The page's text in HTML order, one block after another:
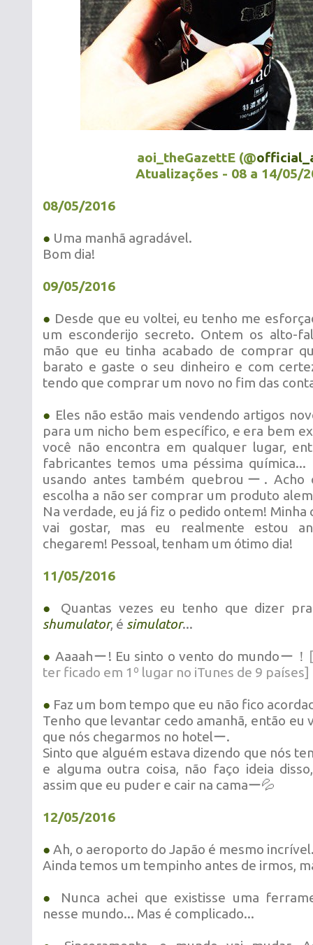
aoi_theGazettE (@
Atualizações - 08 a 14/05/
08/05/2016
● Uma manhã agradável.
Bom dia!
09/05/2016
● Desde que eu voltei, eu tenho me
um esconderijo secreto. Ontem os alto-
mão que eu tinha acabado de comprar
barato e gaste o seu dinheiro e com
tendo que comprar um novo no fim das
● Eles não estão mais vendendo artigos
para um nicho bem específico, e era bem
você não encontra em qualquer lugar,
fabricantes temos uma péssima
usando antes também quebrouー. Acho
escolha a não ser comprar um produto
Na verdade, eu já fiz o pedido ontem! Minha
vai gostar, mas eu realmente estou
chegarem! Pessoal, tenham um ótimo dia!
11/05/2016
●
Quantas vezes eu tenho que dizer
shumulator, é simulator...
● Aaaahー! Eu sinto o vento do mundoー！
ter ficado em 1º lugar no iTunes de 9 países]
● Faz um bom tempo que eu não fico
Tenho que levantar cedo amanhã, então eu
que nós chegarmos no hotelー.
Sinto que alguém estava dizendo que nós
e alguma outra coisa, não faço ideia
assim que eu puder e cair na camaー💦
12/05/2016
● Ah, o aeroporto do Japão é mesmo
Ainda temos um tempinho antes de irmos,
●
Nunca achei que existisse uma
nesse mundo... Mas é complicado...